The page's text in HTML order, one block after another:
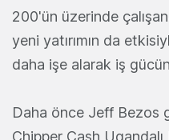
200'ün üzerinde
yeni yatırımın da
daha işe alarak iş
Daha önce Jeff Bezos
Chipper Cash